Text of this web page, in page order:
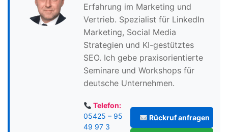
Erfahrung im Marketing und
Vertrieb. Spezialist für LinkedIn
Marketing, Social Media
Strategien und KI-gestütztes
SEO. Ich gebe praxisorientierte
Seminare und Workshops für
deutsche Unternehmen.
Telefon:
05425 – 95
49 97 3
Rückruf anfragen